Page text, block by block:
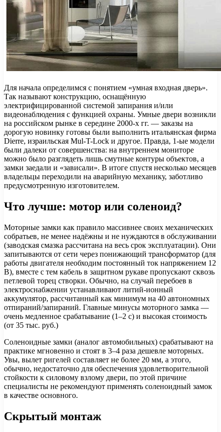
Для начала определимся с понятием «умная входная дверь».
Так называют конструкцию, оснащённую
электрифицированной системой запирания и/или
видеонаблюдения с функцией охраны. Умные двери возникли
на российском рынке в середине 2000-х гг. — заказы на
дорогую новинку готовы были выполнить итальянская фирма
Dierre, израильская Mul-T-Lоck и другое. Правда, 1-ые модели
были далеки от совершенства: на внутреннем мониторе
можно было разглядеть лишь смутные контуры объектов, а
замки заедали и «зависали». В итоге спустя несколько месяцев
владельцы переходили на аварийную механику, заботливо
предусмотренную изготовителем.
Что лучше: мотор или соленоид?
Моторные замки как правило массивнее своих механических
собратьев, не менее надёжны и не нуждаются в обслуживании
(заводская смазка рассчитана на весь срок эксплуатации). Они
запитываются от сети через понижающий трансформатор (для
работы двигателя необходим постоянный ток напряжением 12
В), вместе с тем кабель в защитном рукаве пропускают сквозь
петлевой торец створки. Обычно, на случай перебоев в
электроснабжении устанавливают литий-ионный
аккумулятор, рассчитанный как минимум на 40 автономных
отпираний/запираний. Главные минусы моторного замка —
очень медленное срабатывание (1–2 с) и высокая стоимость
(от 35 тыс. руб.)
Соленоидные замки (аналог автомобильных) срабатывают на
практике мгновенно и стоят в 3–4 раза дешевле моторных.
Увы, вылет ригелей составляет не более 20 мм, а этого,
обычно, недостаточно для обеспечения удовлетворительной
стойкости к силовому взлому двери, по этой причине
специалисты не рекомендуют применять соленоидный замок
в качестве основного.
Скрытый монтаж